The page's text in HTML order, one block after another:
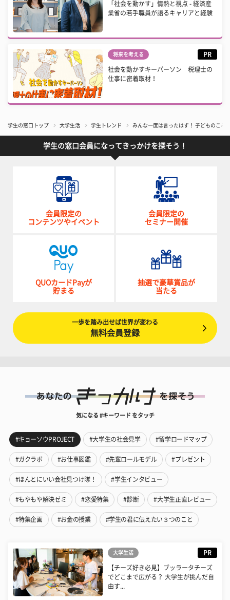
「社会を動かす」情熱と視点 - 経済産
業省の若手職員が語るキャリアと経験
将来を考える PR
社会を動かすキーパーソン 税理士の
仕事に密着取材！
学生の窓口トップ 大学生活 学生トレンド みんな一度は言ったはず！ 子どものころ
学生の窓口会員になってきっかけを探そう！
会員限定の
コンテンツやイベント
会員限定の
セミナー開催
QUOカードPayが
貯まる
抽選で豪華賞品が
当たる
一歩を踏み出せば世界が変わる
無料会員登録
気になる #キーワード をタッチ
#キョーソウPROJECT #大学生の社会見学 #留学ロードマップ
#ガクラボ #お仕事図鑑 #先輩ロールモデル #プレゼント
#ほんとにいい会社見つけ隊！ #学生インタビュー
#もやもや解決ゼミ #恋愛特集 #診断 #大学生正直レビュー
#特集企画 #お金の授業 #学生の君に伝えたい３つのこと
大学生活 PR
【チーズ好き必見】ブッラータチーズ
でどこまで広がる？ 大学生が挑んだ自
由す...